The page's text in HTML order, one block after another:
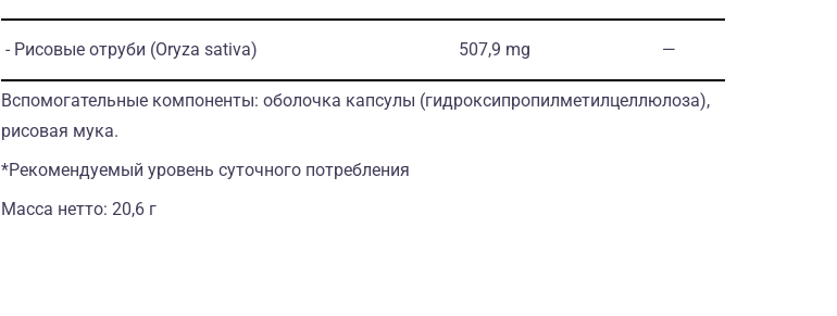
- Рисовые отруби (Oryza sativa) 507,9 mg ―
Вспомогательные компоненты: оболочка капсулы (гидроксипропилметилцеллюлоза),
рисовая мука.
*Рекомендуемый уровень суточного потребления
Масса нетто: 20,6 г